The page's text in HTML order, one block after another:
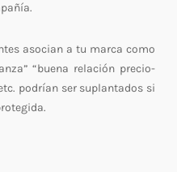
asocian a tu marca como
“buena relación precio-
podrían ser suplantados si